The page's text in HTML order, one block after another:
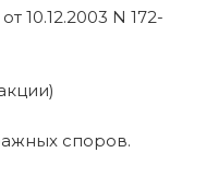
10.12.2003 N 172-
споров.